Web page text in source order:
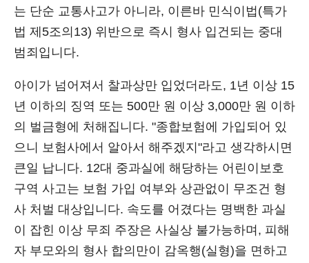
는 단순 교통사고가 아니라, 이른바 민식이법(특가
법 제5조의13) 위반으로 즉시 형사 입건되는 중대
범죄입니다.
아이가 넘어져서 찰과상만 입었더라도, 1년 이상 15
년 이하의 징역 또는 500만 원 이상 3,000만 원 이하
의 벌금형에 처해집니다. "종합보험에 가입되어 있
으니 보험사에서 알아서 해주겠지"라고 생각하시면
큰일 납니다. 12대 중과실에 해당하는 어린이보호
구역 사고는 보험 가입 여부와 상관없이 무조건 형
사 처벌 대상입니다. 속도를 어겼다는 명백한 과실
이 잡힌 이상 무죄 주장은 사실상 불가능하며, 피해
자 부모와의 형사 합의만이 감옥행(실형)을 면하고